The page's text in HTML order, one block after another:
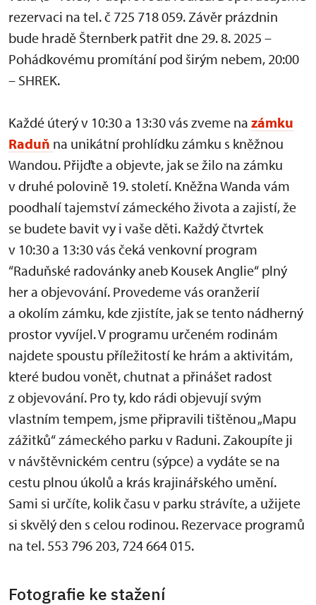
rezervaci na tel. č 725 718 059. Závěr prázdnin
bude hradě Šternberk patřit dne 29. 8. 2025 –
Pohádkovému promítání pod širým nebem, 20:00
– SHREK.
Každé úterý v 10:30 a 13:30 vás zveme na zámku
Raduň na unikátní prohlídku zámku s kněžnou
Wandou. Přijďte a objevte, jak se žilo na zámku
v druhé polovině 19. století. Kněžna Wanda vám
poodhalí tajemství zámeckého života a zajistí, že
se budete bavit vy i vaše děti. Každý čtvrtek
v 10:30 a 13:30 vás čeká venkovní program
“Raduňské radovánky aneb Kousek Anglie“ plný
her a objevování. Provedeme vás oranžerií
a okolím zámku, kde zjistíte, jak se tento nádherný
prostor vyvíjel. V programu určeném rodinám
najdete spoustu příležitostí ke hrám a aktivitám,
které budou vonět, chutnat a přinášet radost
z objevování. Pro ty, kdo rádi objevují svým
vlastním tempem, jsme připravili tištěnou „Mapu
zážitků“ zámeckého parku v Raduni. Zakoupíte ji
v návštěvnickém centru (sýpce) a vydáte se na
cestu plnou úkolů a krás krajinářského umění.
Sami si určíte, kolik času v parku strávíte, a užijete
si skvělý den s celou rodinou. Rezervace programů
na tel. 553 796 203, 724 664 015.
Fotografie ke stažení